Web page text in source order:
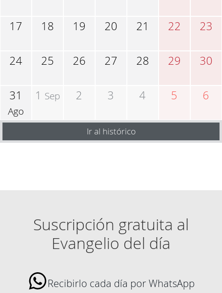
17 18 19 20 21 22 23
24 25 26 27 28 29 30
31
Ago
1 Sep 2 3 4 5 6
Ir al histórico
Suscripción gratuita al
Evangelio del día
Recibirlo cada día por WhatsApp